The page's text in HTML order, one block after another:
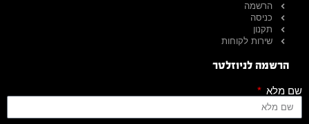
הרשמה
כניסה
תקנון
שירות לקוחות
הרשמה לניוזלטר
שם מלא